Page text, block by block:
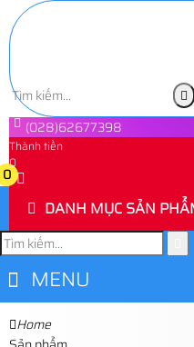
(028)62677398
Thành tiền
0
0
DANH MỤC SẢN
MENU
Home